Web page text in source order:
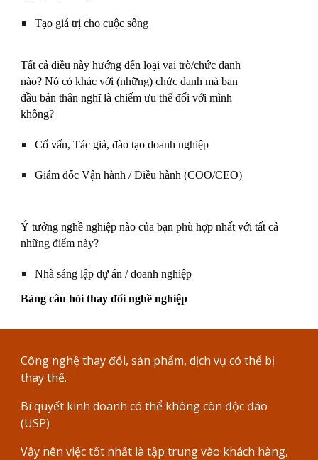
Tạo giá trị cho cuộc sống
Tất cả điều này hướng đến loại vai trò/chức danh
nào? Nó có khác với (những) chức danh mà ban
đầu bản thân nghĩ là chiếm ưu thế đối với mình
không?
Cố vấn,Tác giả,đào tạo doanh nghiệp
Giám đốc Vận hành / Điều hành (COO/CEO)
Ý tưởng nghề nghiệp nào của bạn phù hợp nhất với tất cả
những điểm này?
Nhà sáng lập dự án / doanh nghiệp
Bảng câu hỏi thay đổi nghề nghiệp
Công nghệ thay đổi, sản phẩm, dịch vụ có thể bị
thay thế.
Bí quyết kinh doanh có thể không còn độc đáo
(USP)
Vậy nên việc tốt nhất là tập trung vào khách hàng,